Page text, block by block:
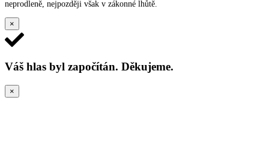
neprodleně, nejpozději však v zákonné lhůtě.
×
Váš hlas byl započítán. Děkujeme.
×